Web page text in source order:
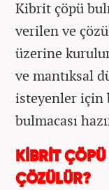
Kibrit çöpü
verilen ve
üzerine
ve mantıksal
isteyenler için
bulmacası
KİBRİT
ÇÖZÜLÜR?